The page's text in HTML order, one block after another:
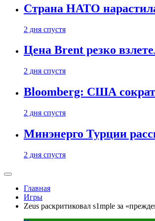
Страна НАТО
2 дня спустя
Цена Brent резко
2 дня спустя
Bloomberg: США
2 дня спустя
Минэнерго Турции
2 дня спустя
Главная
Игры
Zeus раскритиковал s1mple за